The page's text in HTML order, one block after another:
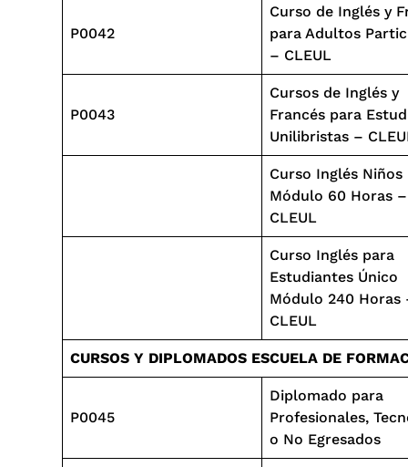
P0042
Curso de Inglés y
para Adultos
– CLEUL
P0043
Cursos de Inglés y
Francés para
Unilibristas –
Curso Inglés Niños
Módulo 60 Horas –
CLEUL
Curso Inglés para
Estudiantes Único
Módulo 240 Horas
CLEUL
CURSOS Y DIPLOMADOS ESCUELA DE
P0045
Diplomado para
Profesionales,
o No Egresados